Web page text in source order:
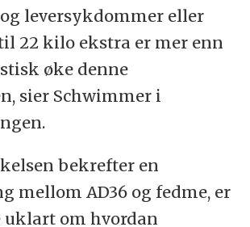
leversykdommer eller
22 kilo ekstra er mer enn
øke denne
sier Schwimmer i
bekrefter en
mellom AD36 og fedme, er
om hvordan